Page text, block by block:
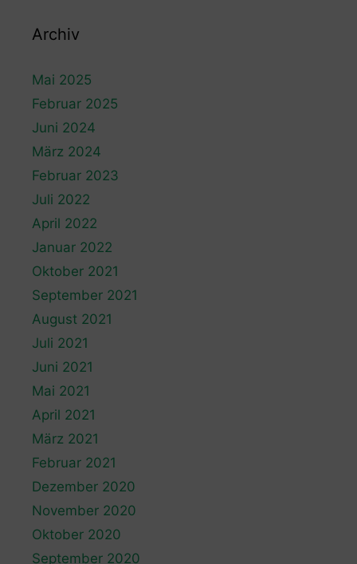
Archiv
Mai 2025
Februar 2025
Juni 2024
März 2024
Februar 2023
Juli 2022
April 2022
Januar 2022
Oktober 2021
September 2021
August 2021
Juli 2021
Juni 2021
Mai 2021
April 2021
März 2021
Februar 2021
Dezember 2020
November 2020
Oktober 2020
September 2020